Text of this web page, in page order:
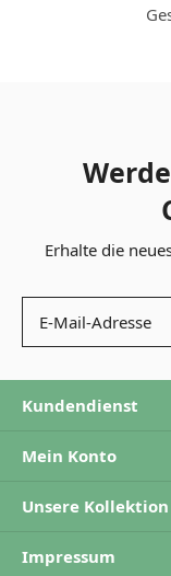
Erhalte die
Kundendienst
Mein Konto
Unsere Kollektion
Impressum